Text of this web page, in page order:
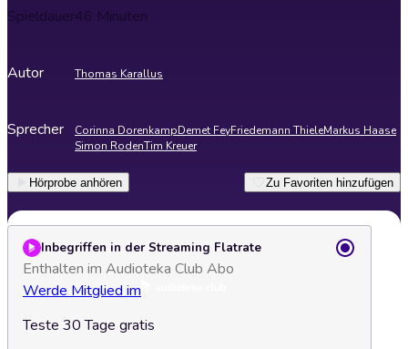
Spieldauer46 Minuten
Autor Thomas Karallus
Sprecher Corinna DorenkampDemet FeyFriedemann ThieleMarkus Haase
Simon RodenTim Kreuer
Hörprobe anhören Zu Favoriten hinzufügen
Inbegriffen in der Streaming Flatrate
Enthalten im Audioteka Club Abo
Werde Mitglied im
Teste 30 Tage gratis